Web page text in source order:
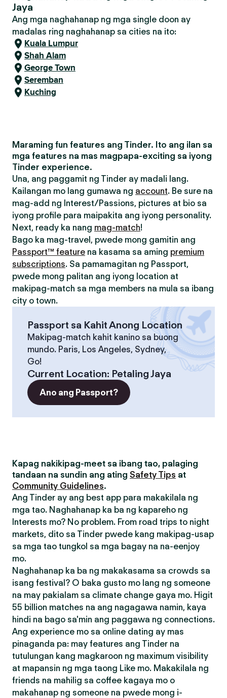
Jaya
Ang mga naghahanap ng mga single doon ay
madalas ring naghahanap sa cities na ito:
Kuala Lumpur
Shah Alam
George Town
Seremban
Kuching
Maraming fun features ang Tinder. Ito ang ilan sa
mga features na mas magpapa-exciting sa iyong
Tinder experience.
Una, ang paggamit ng Tinder ay madali lang.
Kailangan mo lang gumawa ng account. Be sure na
mag-add ng Interest/Passions, pictures at bio sa
iyong profile para maipakita ang iyong personality.
Next, ready ka nang mag-match!
Bago ka mag-travel, pwede mong gamitin ang
Passport™ feature na kasama sa aming premium
subscriptions. Sa pamamagitan ng Passport,
pwede mong palitan ang iyong location at
makipag-match sa mga members na mula sa ibang
city o town.
Passport sa Kahit Anong Location
Makipag-match kahit kanino sa buong
mundo. Paris, Los Angeles, Sydney,
Go!
Current Location: Petaling Jaya
Ano ang Passport?
Kapag nakikipag-meet sa ibang tao, palaging
tandaan na sundin ang ating Safety Tips at
Community Guidelines.
Ang Tinder ay ang best app para makakilala ng
mga tao. Naghahanap ka ba ng kapareho ng
Interests mo? No problem. From road trips to night
markets, dito sa Tinder pwede kang makipag-usap
sa mga tao tungkol sa mga bagay na na-eenjoy
mo.
Naghahanap ka ba ng makakasama sa crowds sa
isang festival? O baka gusto mo lang ng someone
na may pakialam sa climate change gaya mo. Higit
55 billion matches na ang nagagawa namin, kaya
hindi na bago sa'min ang paggawa ng connections.
Ang experience mo sa online dating ay mas
pinaganda pa: may features ang Tinder na
tutulungan kang magkaroon ng maximum visibility
at mapansin ng mga taong Like mo. Makakilala ng
friends na mahilig sa coffee kagaya mo o
makahanap ng someone na pwede mong i-